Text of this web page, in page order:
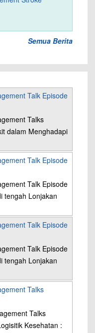
Semua Berita
Talk Episode
Talks
dalam Menghadapi
Talk Episode
Talk Episode
tengah Lonjakan
Talk Episode
Talk Episode
tengah Lonjakan
Talks
Talks
Kesehatan :